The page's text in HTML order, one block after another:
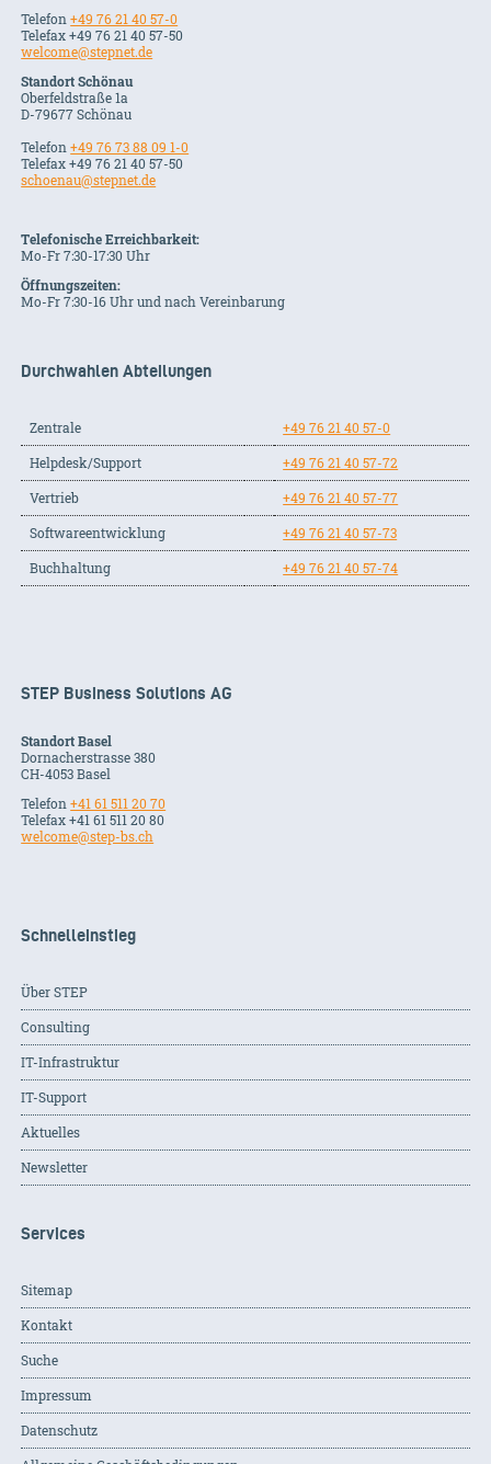
Telefon+49 76 21 40 57-0
Telefax +49 76 21 40 57-50
welcome@stepnet.de
Standort Schönau
Oberfeldstraße 1a
D-79677 Schönau
Telefon+49 76 73 88 09 1-0
Telefax +49 76 21 40 57-50
schoenau@stepnet.de
Telefonische Erreichbarkeit:
Mo-Fr 7:30-17:30 Uhr
Öffnungszeiten:
Mo-Fr 7:30-16 Uhr und nach Vereinbarung
Durchwahlen Abteilungen
Zentrale
+49 76 21 40 57-0
Helpdesk/Support
+49 76 21 40 57-72
Vertrieb
+49 76 21 40 57-77
Softwareentwicklung
+49 76 21 40 57-73
Buchhaltung
+49 76 21 40 57-74
STEP Business Solutions AG
Standort Basel
Dornacherstrasse 380
CH-4053Basel
Telefon+41 61 511 20 70
Telefax +41 61 511 20 80
welcome@step-bs.ch
Schnelleinstieg
Über STEP
Consulting
IT-Infrastruktur
IT-Support
Aktuelles
Newsletter
Services
Sitemap
Kontakt
Suche
Impressum
Datenschutz